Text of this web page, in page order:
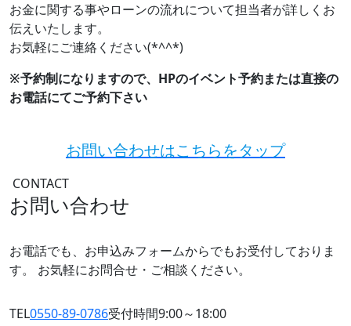
お金に関する事やローンの流れについて担当者が詳しくお
伝えいたします。
お気軽にご連絡ください(*^^*)
※予約制になりますので、HPのイベント予約または直接の
お電話にてご予約下さい
お問い合わせはこちらをタップ
CONTACT
お問い合わせ
お電話でも、お申込みフォームからでもお受付しておりま
す。
お気軽にお問合せ・ご相談ください。
TEL0550-89-0786受付時間9:00～18:00